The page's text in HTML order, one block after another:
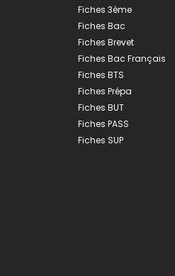
Fiches 3ème
Fiches Bac
Fiches Brevet
Fiches Bac Français
Fiches BTS
Fiches Prépa
Fiches BUT
Fiches PASS
Fiches SUP